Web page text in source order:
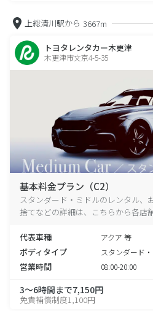
上総清川駅から 3667m
トヨタレンタカー木更津
木更津市文京4-5-35
基本料金プラン（C2）
スタンダード・ミドルのレンタル、
捨てなどの詳細は、こちらから各店
代表車種 アクア 等
ボディタイプ スタンダード
営業時間 08:00-20:00
3～6時間まで7,150円
免責補償制度1,100円